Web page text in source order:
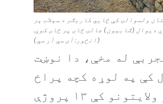
ولسوالۍ کې ځايي کاریګر د سېلاب پر
دیوال (ګابیون) جالۍ ځای پر ځای کوي.
(انځور: آی سي آر سي)
له مخې، دا نوښت
کال کې په لوړه کچه پراخ
شو او په لسو ولایتونو کې ۱۳ پروژې